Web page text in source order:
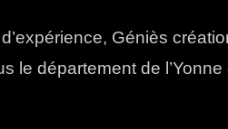
Géniès
le département de l’Yonne